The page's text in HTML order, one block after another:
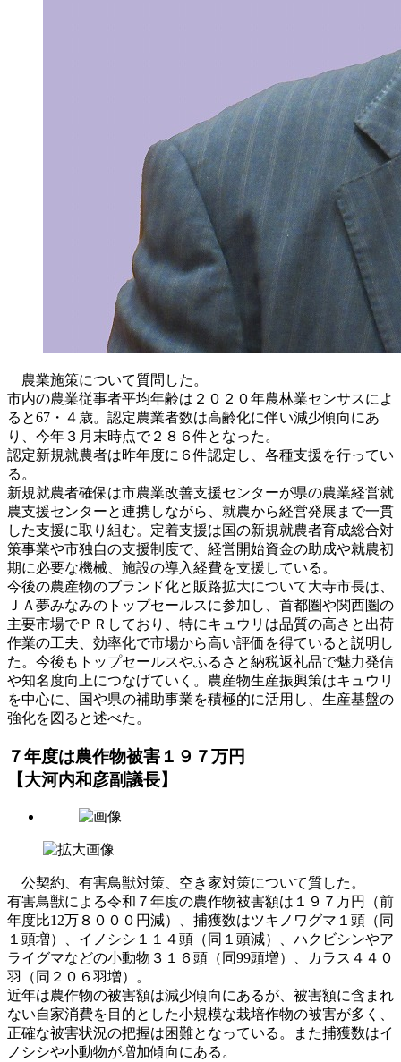
農業施策について質問した。
市内の農業従事者平均年齢は２０２０年農林業センサスによ
ると67・４歳。認定農業者数は高齢化に伴い減少傾向にあ
り、今年３月末時点で２８６件となった。
認定新規就農者は昨年度に６件認定し、各種支援を行ってい
る。
新規就農者確保は市農業改善支援センターが県の農業経営就
農支援センターと連携しながら、就農から経営発展まで一貫
した支援に取り組む。定着支援は国の新規就農者育成総合対
策事業や市独自の支援制度で、経営開始資金の助成や就農初
期に必要な機械、施設の導入経費を支援している。
今後の農産物のブランド化と販路拡大について大寺市長は、
ＪＡ夢みなみのトップセールスに参加し、首都圏や関西圏の
主要市場でＰＲしており、特にキュウリは品質の高さと出荷
作業の工夫、効率化で市場から高い評価を得ていると説明し
た。今後もトップセールスやふるさと納税返礼品で魅力発信
や知名度向上につなげていく。農産物生産振興策はキュウリ
を中心に、国や県の補助事業を積極的に活用し、生産基盤の
強化を図ると述べた。
７年度は農作物被害１９７万円
【大河内和彦副議長】
公契約、有害鳥獣対策、空き家対策について質した。
有害鳥獣による令和７年度の農作物被害額は１９７万円（前
年度比12万８０００円減）、捕獲数はツキノワグマ１頭（同
１頭増）、イノシシ１１４頭（同１頭減）、ハクビシンやア
ライグマなどの小動物３１６頭（同99頭増）、カラス４４０
羽（同２０６羽増）。
近年は農作物の被害額は減少傾向にあるが、被害額に含まれ
ない自家消費を目的とした小規模な栽培作物の被害が多く、
正確な被害状況の把握は困難となっている。また捕獲数はイ
ノシシや小動物が増加傾向にある。